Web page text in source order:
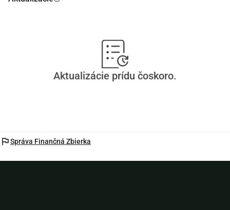
Aktualizácie prídu čoskoro.
flagSpráva Finančná Zbierka